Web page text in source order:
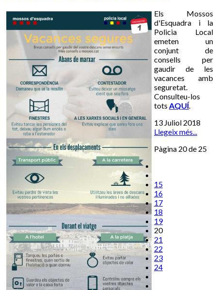
Els Mossos
d'Esquadra i la
Policia Local
emeten un
conjunt de
consells per
gaudir de les
vacances amb
seguretat.
Consulteu-los
tots AQUÍ.
13 Juliol 2018
Llegeix més...
Pàgina 20 de 25
15
16
17
18
19
20
21
22
23
24